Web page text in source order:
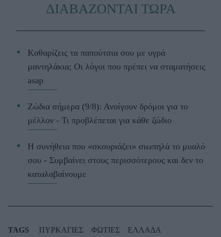
ΔΙΑΒΑΖΟΝΤΑΙ ΤΩΡΑ
Kαθαρίζεις τα παπούτσια σου με υγρά
μαντηλάκια; Οι λόγοι που πρέπει να σταματήσεις
asap
Ζώδια σήμερα (9/8): Ανοίγουν δρόμοι για το
μέλλον - Τι προβλέπεται για κάθε ζώδιο
Η συνήθεια που «σκουριάζει» σιωπηλά το μυαλό
σου - Συμβαίνει στους περισσότερους και δεν το
καταλαβαίνουμε
TAGS ΠΥΡΚΑΓΙΕΣ ΦΩΤΙΕΣ ΕΛΛΑΔΑ